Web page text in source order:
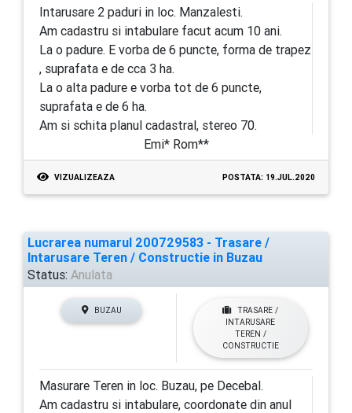
Intarusare 2 paduri in loc. Manzalesti.
Am cadastru si intabulare facut acum 10 ani.
La o padure. E vorba de 6 puncte, forma de trapez
, suprafata e de cca 3 ha.
La o alta padure e vorba tot de 6 puncte,
suprafata e de 6 ha.
Am si schita planul cadastral, stereo 70.
Emi* Rom**
VIZUALIZEAZA POSTATA: 19.JUL.2020
Lucrarea numarul 200729583 - Trasare /
Intarusare Teren / Constructie in Buzau
Status: Anulata
BUZAU
TRASARE /
INTARUSARE
TEREN /
CONSTRUCTIE
Masurare Teren in loc. Buzau, pe Decebal.
Am cadastru si intabulare, coordonate din anul